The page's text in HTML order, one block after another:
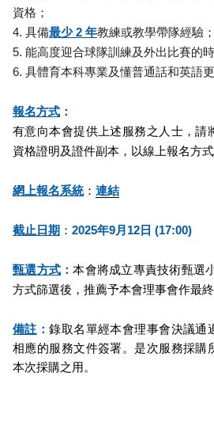
資格；
4. 具備最少 2 年教練或教學帶隊經驗；
5. 能高度迎合球隊訓練及外出比賽的
6. 具體育本科專業及懂普通話和英語更
報名方式 ：
有意向本會提供上述服務之人士，請
資格證明及證件副本，以線上報名方式
網上報名系統： 連結
截止日期 ： 2025年9月12日 (17:00)
甄選方式 ：本會將成立專責技術甄選
方式篩選後，推薦予本會理事會作最終
備註 ：錄取名單經本會理事會決議通
相應的服務文件簽署。是次服務採購
本次採購之用。